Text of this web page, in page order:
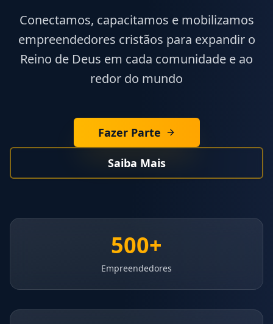
Conectamos, capacitamos e mobilizamos
empreendedores cristãos para expandir o
Reino de Deus em cada comunidade e ao
redor do mundo
Fazer Parte
Saiba Mais
500+
Empreendedores